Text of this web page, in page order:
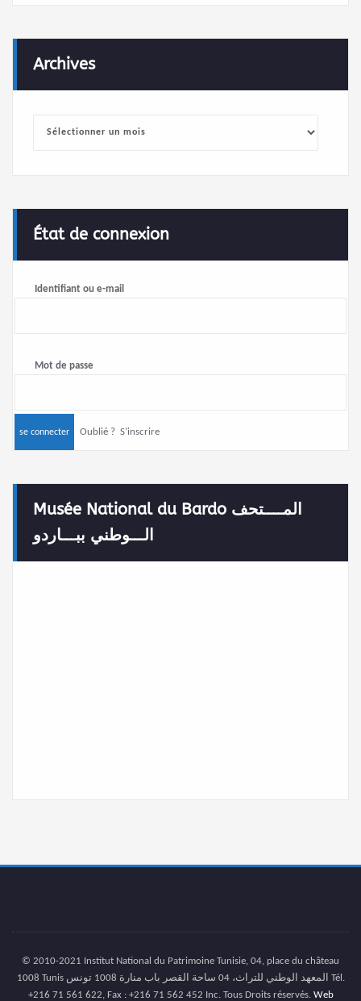
Archives
État de connexion
Identifiant ou e-mail
Mot de passe
Oublié ? S’inscrire
Musée National du Bardo المــــتحف
الـــوطني ببـــاردو
© 2010-2021 Institut National du Patrimoine Tunisie, 04, place du château
1008 Tunis المعهد الوطني للتراث، 04 ساحة القصر باب منارة 1008 تونس Tél.
+216 71 561 622, Fax : +216 71 562 452 Inc. Tous Droits réservés. Web